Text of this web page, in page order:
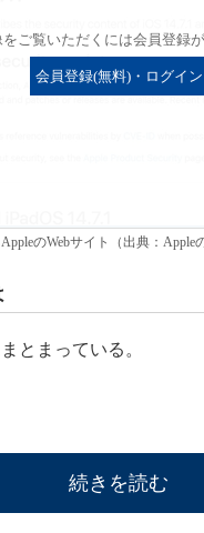
をご覧いただくには会員登録
会員登録(無料)・ログイン
のWebサイト（出典：Apple
とまっている。
続きを読む